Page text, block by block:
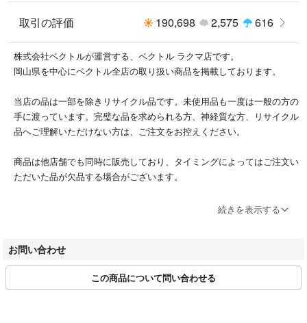
取引の評価 190,698 2,575 616
株式会社ベクトルが運営する、ベクトル ラクマ店です。
岡山県を中心にベクトル全店の取り扱い商品を掲載しております。
当店の品は一部を除きリサイクル品です。未使用品も一度は一般の方の
手に渡っています。完璧な品を求められる方、神経質な方、リサイクル
品へご理解いただけない方は、ご注文をお控えください。
商品は他店舗でも同時に販売しており、タイミングによってはご注文い
ただいた品が欠品する場合がございます。
ブランドによってサイズ表記方法が様々です。必ず実寸サイズをご確認
ましてはご容赦ください。
商品画像はできる限り現品を再現するよう心がけておりますが、ご利用
続きを表示する
お問い合わせ
この商品について問い合わせる